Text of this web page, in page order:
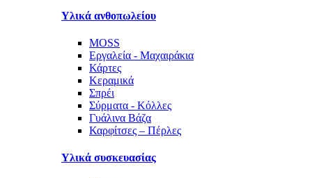
Υλικά ανθοπωλείου
MOSS
Εργαλεία - Μαχαιράκια
Κάρτες
Κεραμικά
Σπρέι
Σύρματα - Κόλλες
Γυάλινα Βάζα
Καρφίτσες – Πέρλες
Υλικά συσκευασίας